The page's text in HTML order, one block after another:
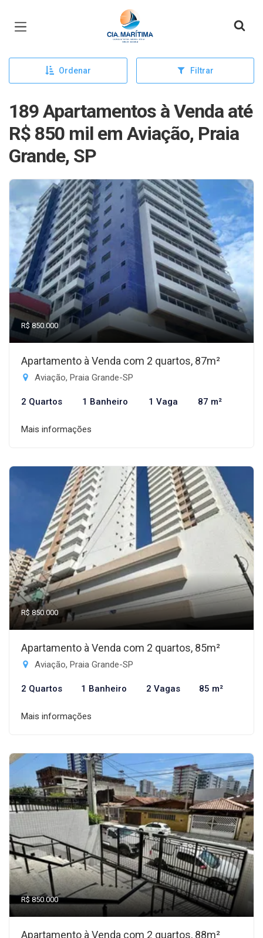
Página inicial
Ordenar Filtrar
189 Apartamentos à Venda até
R$ 850 mil em Aviação, Praia
Grande, SP
R$ 850.000
Apartamento à Venda com 2 quartos, 87m²
Aviação, Praia Grande-SP
2 Quartos 1 Banheiro 1 Vaga 87 m²
Mais informações
R$ 850.000
Apartamento à Venda com 2 quartos, 85m²
Aviação, Praia Grande-SP
2 Quartos 1 Banheiro 2 Vagas 85 m²
Mais informações
R$ 850.000
Apartamento à Venda com 2 quartos, 88m²